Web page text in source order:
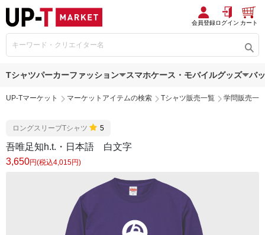
会員登録ログイン カート
Tシャツパーカーファッション スマホケース・モバイルグッズ バ
UP-Tマーケット マーケットアイテムの検索 Tシャツ販売一覧 学問販売一
ロングスリーブTシャツ 5
吾唯足知h.t.・日本語 白文字
3,650円(税込4,015円)